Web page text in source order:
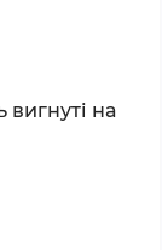
на